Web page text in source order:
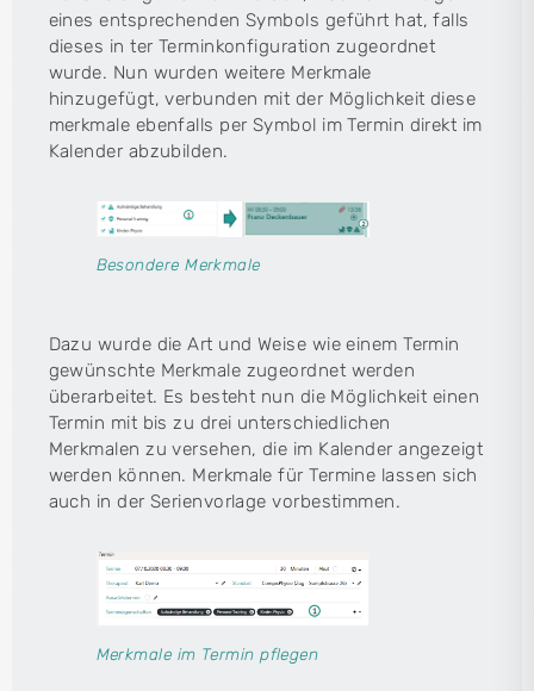
eines entsprechenden Symbols geführt hat, falls
dieses in ter Terminkonfiguration zugeordnet
wurde. Nun wurden weitere Merkmale
hinzugefügt, verbunden mit der Möglichkeit diese
merkmale ebenfalls per Symbol im Termin direkt im
Kalender abzubilden.
Besondere Merkmale
Dazu wurde die Art und Weise wie einem Termin
gewünschte Merkmale zugeordnet werden
überarbeitet. Es besteht nun die Möglichkeit einen
Termin mit bis zu drei unterschiedlichen
Merkmalen zu versehen, die im Kalender angezeigt
werden können. Merkmale für Termine lassen sich
auch in der Serienvorlage vorbestimmen.
Merkmale im Termin pflegen